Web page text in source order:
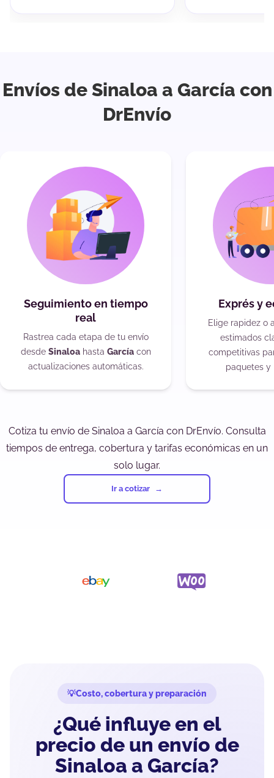
Envíos de Sinaloa a García con
DrEnvío
Seguimiento en tiempo
real
Rastrea cada etapa de tu envío
desde Sinaloahasta Garcíacon
actualizaciones automáticas.
Exprés y
Elige rapidez o
estimados
competitivas
paquetes y
Cotiza tu envío de Sinaloa a García con DrEnvío. Consulta
tiempos de entrega, cobertura y tarifas económicas en un
solo lugar.
Ir a cotizar
Costo, cobertura y preparación
¿Qué influye en el
precio de un envío de
Sinaloa a García?